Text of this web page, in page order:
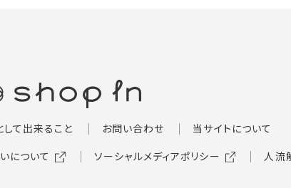
して出来ること お問い合わせ
当サイトについて
について ソーシャルメディアポリシー 人流